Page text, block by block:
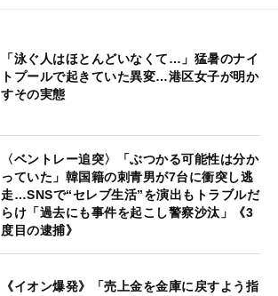
「泳ぐ人はほとんどいなくて…」猛暑のナイ
トプールで起きていた異変…港区女子が明か
すその実態
〈ベントレー追突〉「ぶつかる可能性は分か
っていた」韓国籍の刺青男が7台に衝突し逃
走…SNSで“セレブ生活”を演出もトラブルだ
らけ「過去にも事件を起こし警察沙汰」《3
度目の逮捕》
《イオン爆発》「売上金を金庫に戻すよう指